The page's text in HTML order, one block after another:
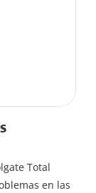
Total
en las